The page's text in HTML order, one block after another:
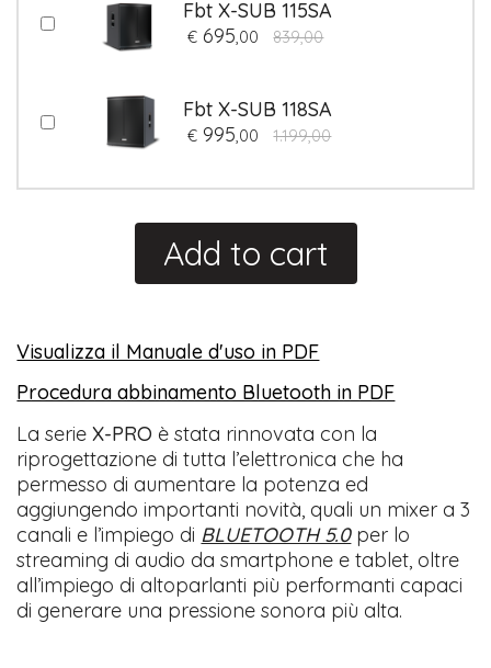
Fbt X-SUB 115SA
€ 695,00 839,00
Fbt X-SUB 118SA
€ 995,00 1.199,00
Add to cart
Visualizza il Manuale d'uso in PDF
Procedura abbinamento Bluetooth in PDF
La serieX-PRO è stata rinnovata con la
riprogettazione di tutta l’elettronica che ha
permesso di aumentare la potenza ed
aggiungendo importanti novità, quali un mixer a 3
canali e l’impiego di BLUETOOTH 5.0per lo
streaming di audio da smartphone e tablet, oltre
all’impiego di altoparlanti più performanti capaci
di generare una pressione sonora più alta.